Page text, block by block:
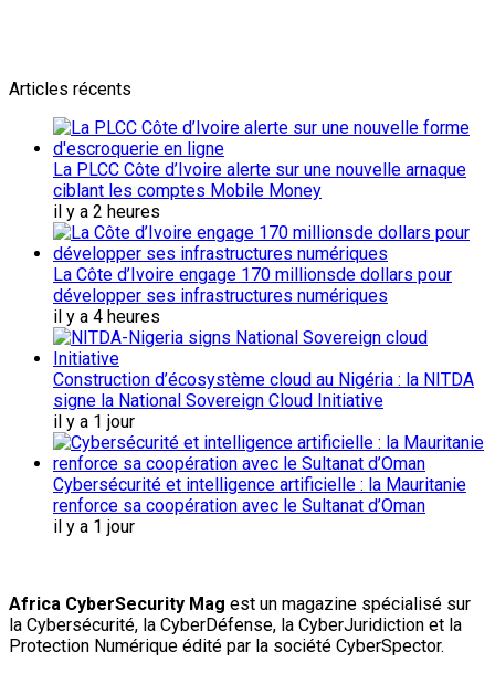
Articles récents
La PLCC Côte d’Ivoire alerte sur une nouvelle arnaque
ciblant les comptes Mobile Money
il y a 2 heures
La Côte d’Ivoire engage 170 millionsde dollars pour
développer ses infrastructures numériques
il y a 4 heures
Construction d’écosystème cloud au Nigéria : la NITDA
signe la National Sovereign Cloud Initiative
il y a 1 jour
Cybersécurité et intelligence artificielle : la Mauritanie
renforce sa coopération avec le Sultanat d’Oman
il y a 1 jour
Africa CyberSecurity Mag est un magazine spécialisé sur
la Cybersécurité, la CyberDéfense, la CyberJuridiction et la
Protection Numérique édité par la société CyberSpector.